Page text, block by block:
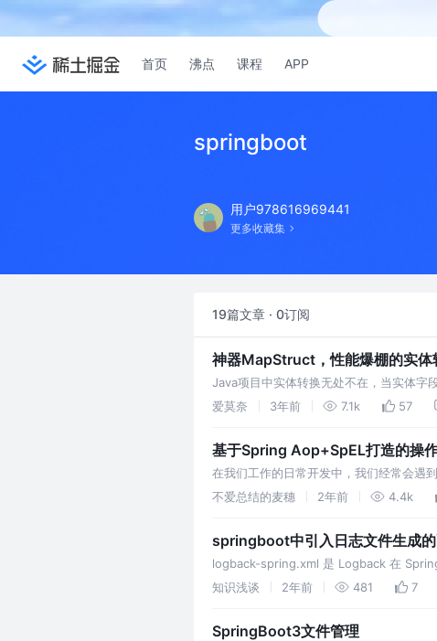
首页 沸点 课程 APP
springboot
用户978616969441
更多收藏集
19篇文章 · 0订阅
神器MapStruct，性能爆棚的实体
Java项目中实体转换无处不在，当实体
完全完全能够胜任。
爱莫奈 3年前 7.1k 57
基于Spring Aop+SpEL打造的操
在我们工作的日常开发中，我们经常会遇
务逻辑耦合？如何优雅的记录操作日志？
不爱总结的麦穗 2年前 4.4k
springboot中引入日志文件生成
logback-spring.xml 是 Logback 在
知识浅谈
2年前 481 7
SpringBoot3文件管理